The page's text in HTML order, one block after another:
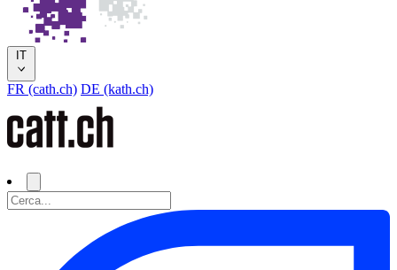
IT
FR (cath.ch) DE (kath.ch)